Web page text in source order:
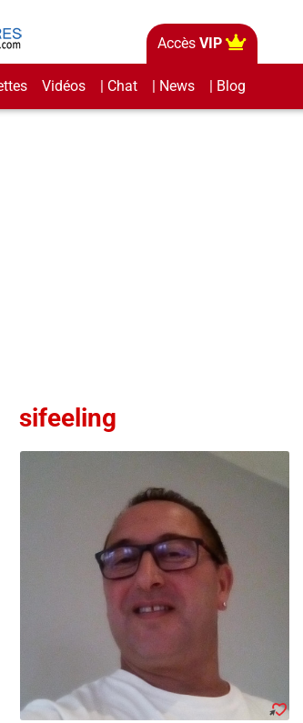
Accès VIP
Vidéos | Chat | News | Blog
sifeeling